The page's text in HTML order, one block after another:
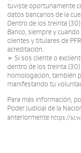
tuviste oportunamente
datos bancarios de la
Dentro de los treinta
Banco, siempre y
clientes y titulares de
acreditación.
➢ Si sos cliente o
dentro de los treinta
homologación, también
manifestando tu
Para más información,
Poder Judicial de la
anteriormente https://